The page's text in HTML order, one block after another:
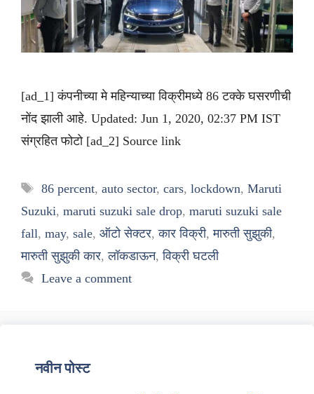
[ad_1] कंपनीच्या मे महिन्याच्या विक्रीमध्ये 86 टक्के घसरणीची
नोंद झाली आहे. Updated: Jun 1, 2020, 02:37 PM IST
संग्रहित फोटो [ad_2] Source link
Tags
86 percent, auto sector, cars, lockdown, Maruti
Suzuki, maruti suzuki sale drop, maruti suzuki sale
fall, may, sale, ऑटो सेक्टर,कार विक्री,मारुती सुझुकी,
मारुती सुझुकी कार,लॉकडाऊन,विक्री घटली
Leave a comment
नवीन पोस्ट